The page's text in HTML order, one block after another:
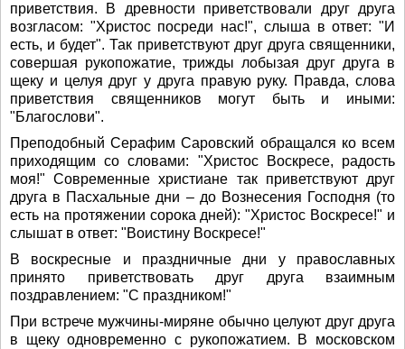
приветствия. В древности приветствовали друг друга
возгласом: "Христос посреди нас!", слыша в ответ: "И
есть, и будет". Так приветствуют друг друга священники,
совершая рукопожатие, трижды лобызая друг друга в
щеку и целуя друг у друга правую руку. Правда, слова
приветствия священников могут быть и иными:
"Благослови".
Преподобный Серафим Саровский обращался ко всем
приходящим со словами: "Христос Воскресе, радость
моя!" Современные христиане так приветствуют друг
друга в Пасхальные дни – до Вознесения Господня (то
есть на протяжении сорока дней): "Христос Воскресе!" и
слышат в ответ: "Воистину Воскресе!"
В воскресные и праздничные дни у православных
принято приветствовать друг друга взаимным
поздравлением: "С праздником!"
При встрече мужчины-миряне обычно целуют друг друга
в щеку одновременно с рукопожатием. В московском